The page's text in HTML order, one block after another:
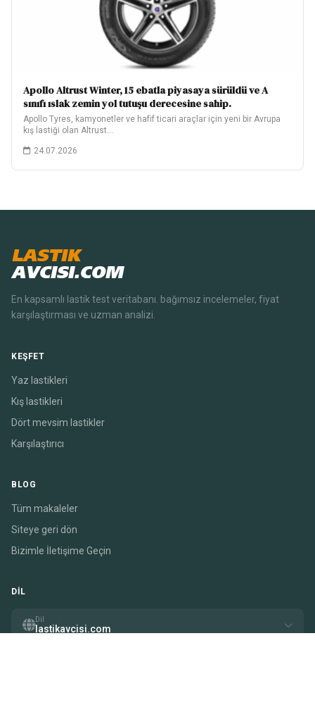
Apollo Altrust Winter, 15 ebatla piyasaya sürüldü ve A
sınıfı ıslak zemin yol tutuşu derecesine sahip.
Apollo Tyres, kamyonetler ve hafif ticari araçlar için yeni bir Avrupa
kış lastiği olan Altrust…
24.07.2026
LASTIK
AVCISI.COM
En kapsamlı lastik test veritabanı. bağımsız incelemeler, fiyat
karşılaştırması ve uzman analizi.
KEŞFET
Yaz lastikleri
Kış lastikleri
Dört mevsim lastikler
Karşılaştırıcı
BLOG
Tüm makaleler
Siteye geri dön
Bizimle İletişime Geçin
DIL
Dil
lastikavcisi.com